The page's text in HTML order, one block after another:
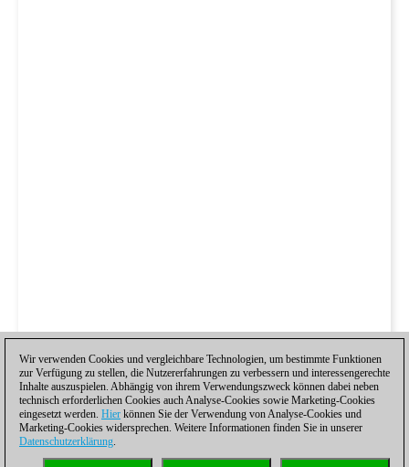
Wir verwenden Cookies und vergleichbare Technologien, um bestimmte Funktionen
zur Verfügung zu stellen, die Nutzererfahrungen zu verbessern und interessengerechte
Inhalte auszuspielen. Abhängig von ihrem Verwendungszweck können dabei neben
technisch erforderlichen Cookies auch Analyse-Cookies sowie Marketing-Cookies
eingesetzt werden. Hier können Sie der Verwendung von Analyse-Cookies und
Marketing-Cookies widersprechen. Weitere Informationen finden Sie in unserer
Datenschutzerklärung.